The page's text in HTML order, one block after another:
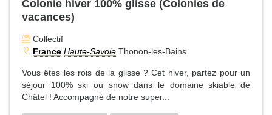
Colonie hiver 100% glisse (Colonies de
vacances)
Collectif
France Haute-Savoie Thonon-les-Bains
Vous êtes les rois de la glisse ? Cet hiver, partez pour un
séjour 100% ski ou snow dans le domaine skiable de
Châtel ! Accompagné de notre super...